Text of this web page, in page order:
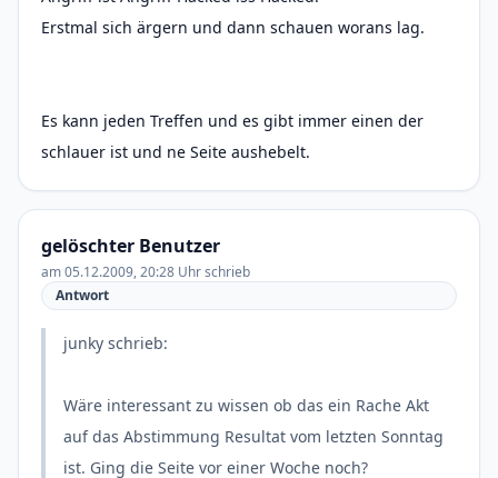
Erstmal sich ärgern und dann schauen worans lag.
Es kann jeden Treffen und es gibt immer einen der
schlauer ist und ne Seite aushebelt.
gelöschter Benutzer
am 05.12.2009, 20:28 Uhr schrieb
Antwort
junky schrieb:
Wäre interessant zu wissen ob das ein Rache Akt
auf das Abstimmung Resultat vom letzten Sonntag
ist. Ging die Seite vor einer Woche noch?